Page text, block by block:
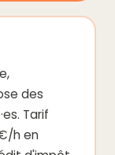
des
Tarif
h en